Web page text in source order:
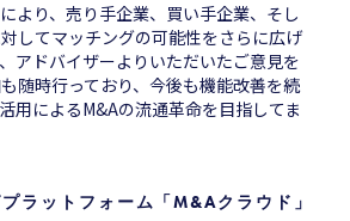
より、売り手企業、買い手企業、そし
してマッチングの可能性をさらに広げ
アドバイザーよりいただいたご意見を
随時行っており、今後も機能改善を続
用によるM&Aの流通革命を目指してま
ラットフォーム「M&Aクラウド」